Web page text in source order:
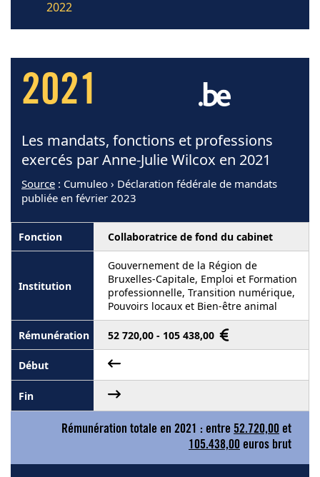
2022
2021
Les mandats, fonctions et professions
exercés par Anne-Julie Wilcox en 2021
Source : Cumuleo › Déclaration fédérale de mandats
publiée en février 2023
Collaboratrice de fond du cabinet
Gouvernement de la Région de
Bruxelles-Capitale, Emploi et Formation
professionnelle, Transition numérique,
Pouvoirs locaux et Bien-être animal
52 720,00 - 105 438,00
Rémunération totale en 2021 : entre 52.720,00 et
105.438,00 euros brut